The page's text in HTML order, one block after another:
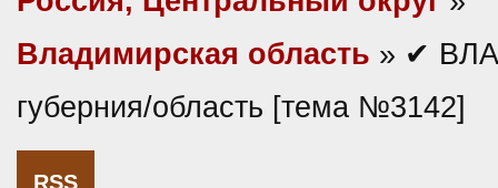
Владимирская область » ✔
губерния/область [тема №3142]
RSS